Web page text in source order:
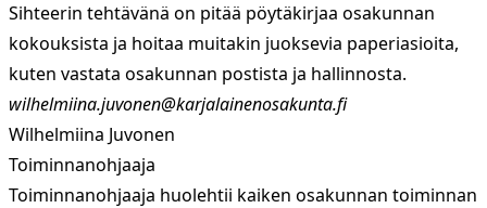
Sihteerin tehtävänä on pitää pöytäkirjaa osakunnan
kokouksista ja hoitaa muitakin juoksevia paperiasioita,
kuten vastata osakunnan postista ja hallinnosta.
wilhelmiina.juvonen@karjalainenosakunta.fi
Wilhelmiina Juvonen
Toiminnanohjaaja
Toiminnanohjaaja huolehtii kaiken osakunnan toiminnan